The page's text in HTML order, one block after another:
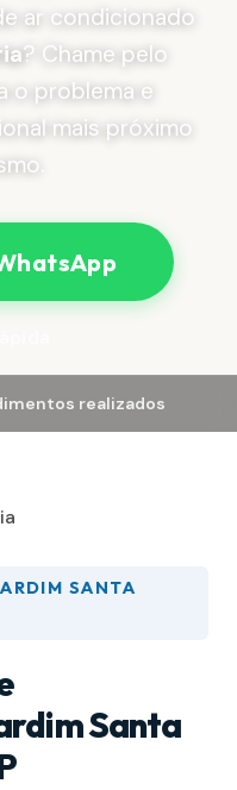
ar condicionado
? Chame pelo
o problema e
mais próximo
realizados
SANTA
Santa